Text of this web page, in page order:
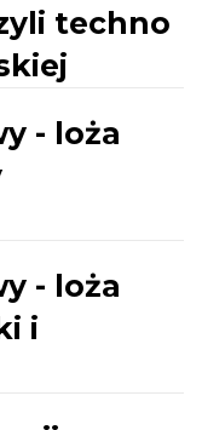
techno
- loża
- loża
i